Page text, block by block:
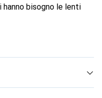
bisogno le lenti
e nitide.